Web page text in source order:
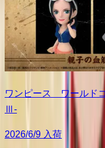
ワンピース ワールド
Ⅲ-
2026/6/9 入荷